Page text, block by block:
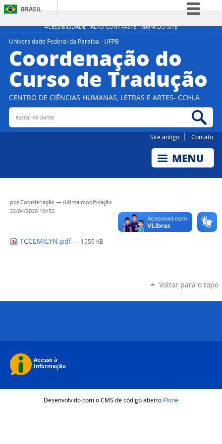
ACESSIBILIDADE ALTO CONTRASTE MAPA DO SITE
BRASIL
Simplifique!
Participe
Acesso à informação
Legislação
Universidade Federal da Paraíba - UFPB
Coordenação do
Curso de Tradução
CENTRO DE CIÊNCIAS HUMANAS, LETRAS E ARTES- CCHLA
Buscar no portal
Site antigo Contato
porCoordenação — última modificação
22/04/2020 10h52
TCCEMILYN.pdf — 1555 KB
Voltar para o topo
Desenvolvido com o CMS de código aberto Plone